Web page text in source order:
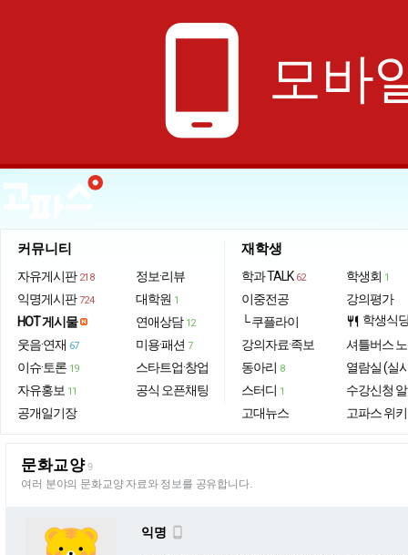
phone_android 모바
커뮤니티
자유게시판 218
익명게시판 724
HOT 게시물
웃음·연재 67
이슈·토론 19
자유홍보 11
공개일기장
정보·리뷰
대학원 1
연애상담 12
미용·패션 7
스타트업·창업
공식 오픈채팅
재학생
학과 TALK 62
이중전공
└ 쿠플라이
강의자료·족보
동아리 8
스터디 1
고대뉴스
학생회 1
강의평가
restaurant 학생식
셔틀버스
열람실 (실
수강신청
고파스 위키
문화교양 9
여러 분야의 문화교양 자료와 정보를 공유합니다.
익명 